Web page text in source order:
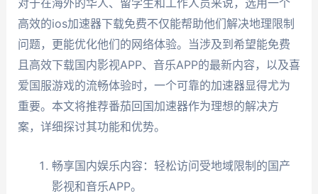
对于在海外的华人、留学生和工作人员来说，选用一个
高效的ios加速器下载免费不仅能帮助他们解决地理限制
问题，更能优化他们的网络体验。当涉及到希望能免费
且高效下载国内影视APP、音乐APP的最新内容，以及喜
爱国服游戏的流畅体验时，一个可靠的加速器显得尤为
重要。本文将推荐番茄回国加速器作为理想的解决方
案，详细探讨其功能和优势。
畅享国内娱乐内容：轻松访问受地域限制的国产
影视和音乐APP。